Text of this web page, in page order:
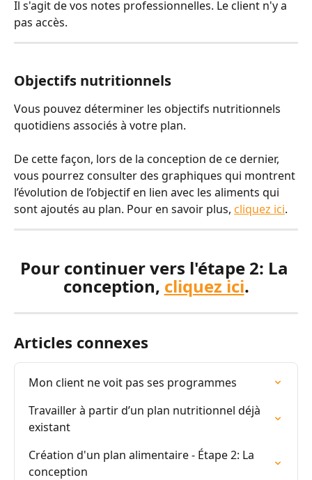
Il s'agit de vos notes professionnelles. Le client n'y a
pas accès.
Objectifs nutritionnels
Vous pouvez déterminer les objectifs nutritionnels
quotidiens associés à votre plan.
De cette façon, lors de la conception de ce dernier,
vous pourrez consulter des graphiques qui montrent
l’évolution de l’objectif en lien avec les aliments qui
sont ajoutés au plan. Pour en savoir plus, cliquez ici.
Pour continuer vers l'étape 2: La
conception, cliquez ici.
Articles connexes
Mon client ne voit pas ses programmes
Travailler à partir d’un plan nutritionnel déjà
existant
Création d'un plan alimentaire - Étape 2: La
conception